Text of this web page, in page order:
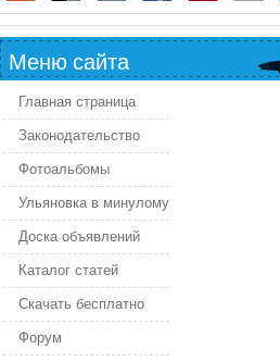
Меню сайта
Главная страница
Законодательство
Фотоальбомы
Ульяновка в минулому
Доска объявлений
Каталог статей
Скачать бесплатно
Форум